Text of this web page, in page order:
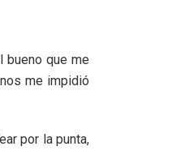
bueno que me
me impidió
por la punta,